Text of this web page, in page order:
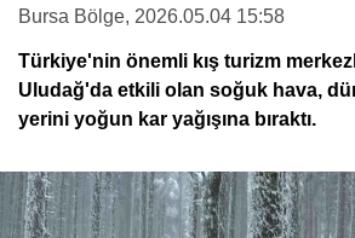
Bursa Bölge, 2026.05.04 15:58
Türkiye'nin önemli kış turizm
Uludağ'da etkili olan soğuk hava,
yerini yoğun kar yağışına bıraktı.